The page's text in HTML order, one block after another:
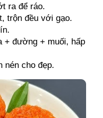
ra để ráo.
trộn đều với gạo.
đường + muối, hấp
nén cho đẹp.